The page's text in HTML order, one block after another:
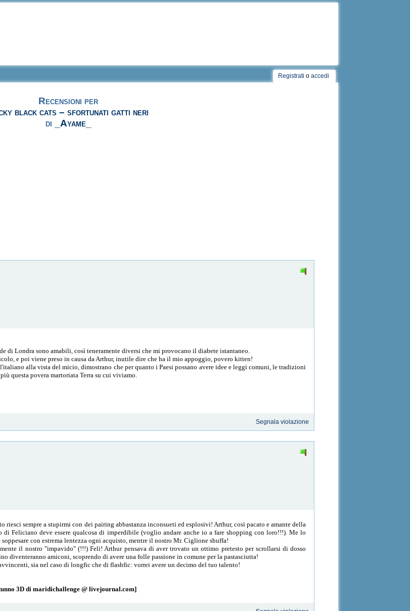
Registrati o accedi
Recensioni per
black cats – sfortunati gatti neri
di
_Ayame_
di Londra sono amabili, così teneramente diversi che mi provocano il diabete istantaneo.
e poi viene preso in causa da Arthur, inutile dire che ha il mio appoggio, povero kitten!
alla vista del micio, dimostrano che per quanto i Paesi possano avere idee e leggi comuni, le tradizioni
questa povera martoriata Terra su cui viviamo.
Segnala violazione
sempre a stupirmi con dei pairing abbastanza inconsueti ed esplosivi! Arthur, così pacato e amante della
Feliciano deve essere qualcosa di imperdibile (voglio andare anche io a fare shopping con loro!!!). Me lo
con estrema lentezza ogni acquisto, mentre il nostro Mr. Ciglione sbuffa!
il nostro "impavido" (!!!) Feli! Arthur pensava di aver trovato un ottimo pretesto per scrollarsi di dosso
diventeranno amiconi, scoprendo di avere una folle passione in comune per la pastasciutta!
sia nel caso di longfic che di flashfic: vorrei avere un decimo del tuo talento!
3D di maridichallenge @ livejournal.com]